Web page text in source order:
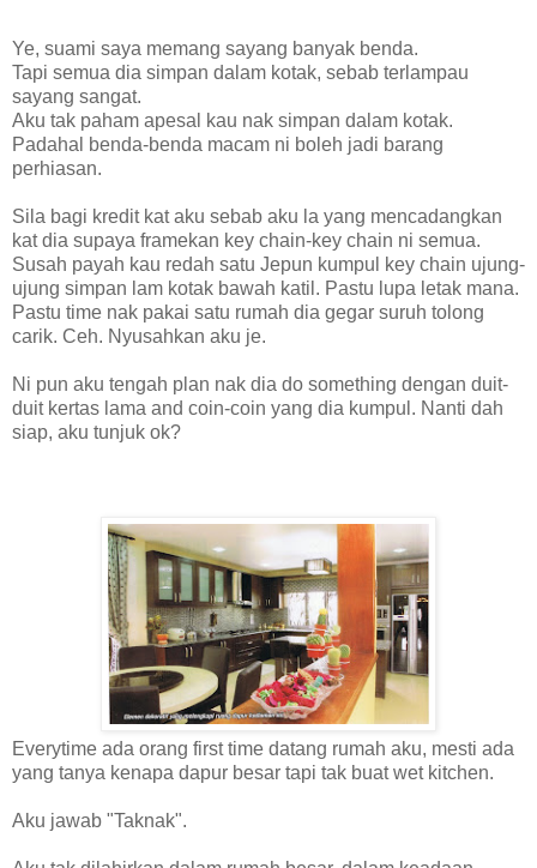
Ye, suami saya memang sayang banyak benda.
Tapi semua dia simpan dalam kotak, sebab terlampau
sayang sangat.
Aku tak paham apesal kau nak simpan dalam kotak.
Padahal benda-benda macam ni boleh jadi barang
perhiasan.
Sila bagi kredit kat aku sebab aku la yang mencadangkan
kat dia supaya framekan key chain-key chain ni semua.
Susah payah kau redah satu Jepun kumpul key chain ujung-
ujung simpan lam kotak bawah katil. Pastu lupa letak mana.
Pastu time nak pakai satu rumah dia gegar suruh tolong
carik. Ceh. Nyusahkan aku je.
Ni pun aku tengah plan nak dia do something dengan duit-
duit kertas lama and coin-coin yang dia kumpul. Nanti dah
siap, aku tunjuk ok?
Everytime ada orang first time datang rumah aku, mesti ada
yang tanya kenapa dapur besar tapi tak buat wet kitchen.
Aku jawab "Taknak".